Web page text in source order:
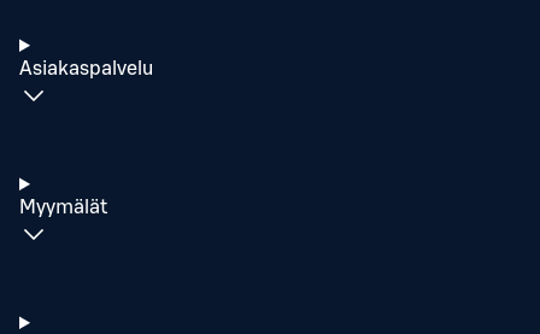
Asiakaspalvelu
Myymälät